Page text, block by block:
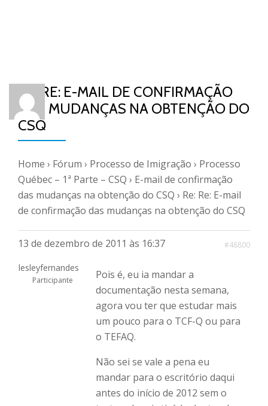
RE: RE: E-MAIL DE CONFIRMAÇÃO
DAS MUDANÇAS NA OBTENÇÃO DO
CSQ
Home › Fórum › Processo de Imigração › Processo
Québec – 1ª Parte – CSQ › E-mail de confirmação
das mudanças na obtenção do CSQ › Re: Re: E-mail
de confirmação das mudanças na obtenção do CSQ
13 de dezembro de 2011 às 16:37 #48800
lesleyfernandes
Participante
Pois é, eu ia mandar a
documentação nesta semana,
agora vou ter que estudar mais
um pouco para o TCF-Q ou para
o TEFAQ.
Não sei se vale a pena eu
mandar para o escritório daqui
antes do início de 2012 sem o